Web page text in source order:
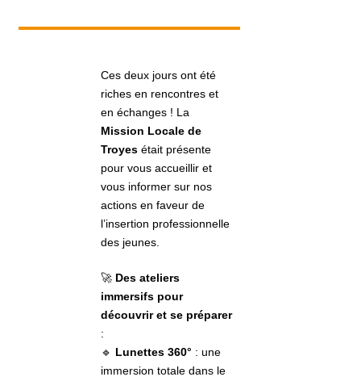
Ces deux jours ont été
riches en rencontres et
en échanges ! La
Mission Locale de
Troyes était présente
pour vous accueillir et
vous informer sur nos
actions en faveur de
l’insertion professionnelle
des jeunes.
🚀 Des ateliers
immersifs pour
découvrir et se préparer
:
🔹 Lunettes 360° : une
immersion totale dans le